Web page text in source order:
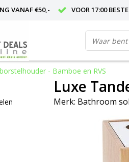
VANAF €50,- VOOR 17:00
- Bamboe en RVS
Luxe
Merk: Bathroom